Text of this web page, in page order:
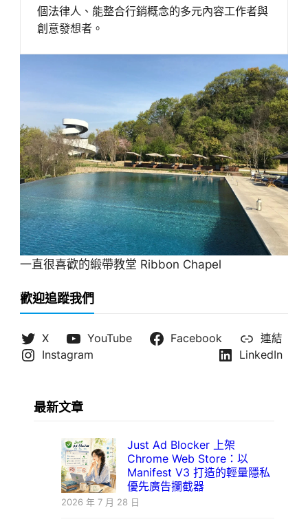
個法律人、能整合行銷概念的多元內容工作者與
創意發想者。
一直很喜歡的緞帶教堂 Ribbon Chapel
歡迎追蹤我們
X YouTube Facebook
連結
Instagram
LinkedIn
最新文章
Just Ad Blocker 上架
Chrome Web Store：以
Manifest V3 打造的輕量隱私
優先廣告攔截器
2026 年 7 月 28 日